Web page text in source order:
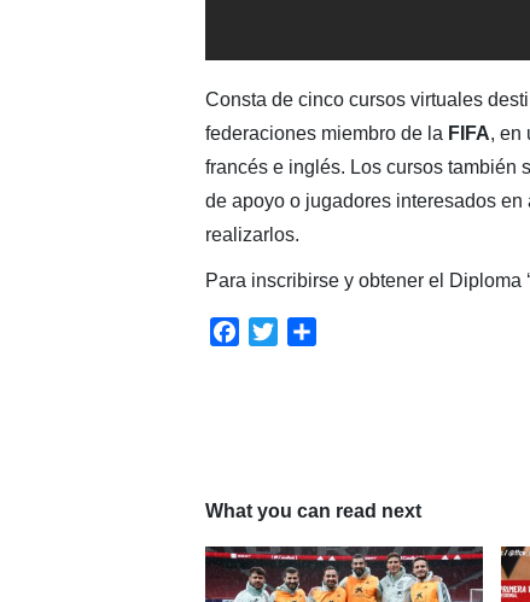
Consta de cinco cursos virtuales
federaciones miembro de la FIFA, en
francés e inglés. Los cursos también
de apoyo o jugadores interesados
realizarlos.
Para inscribirse y obtener el Diploma
Facebook
Twitter
What you can read next